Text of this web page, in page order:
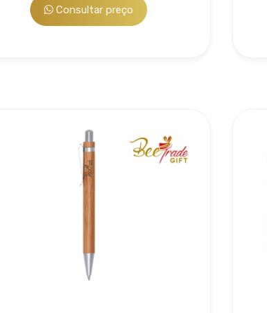
Consultar preço